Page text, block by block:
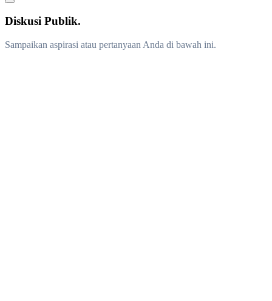
Diskusi Publik.
Sampaikan aspirasi atau pertanyaan Anda di bawah ini.